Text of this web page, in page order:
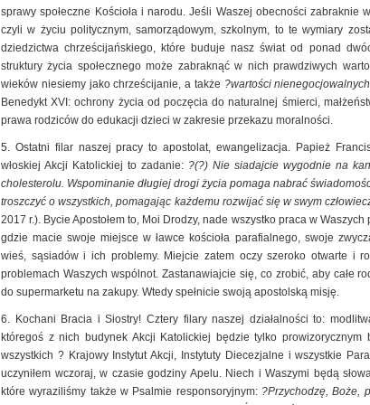
sprawy społeczne Kościoła i narodu. Jeśli Waszej obecności zabraknie
czyli w życiu politycznym, samorządowym, szkolnym, to te wymiary
dziedzictwa chrześcijańskiego, które buduje nasz świat od ponad
struktury życia społecznego może zabraknąć w nich prawdziwych
wieków niesiemy jako chrześcijanie, a także ?wartości
Benedykt XVI: ochrony życia od poczęcia do naturalnej śmierci,
prawa rodziców do edukacji dzieci w zakresie przekazu moralności.
5. Ostatni filar naszej pracy to apostolat, ewangelizacja. Papież
włoskiej Akcji Katolickiej to zadanie: ?(?) Nie siadajcie wygodnie na
cholesterolu. Wspominanie długiej drogi życia pomaga nabrać
troszczyć o wszystkich, pomagając każdemu rozwijać się w swym
2017 r.). Bycie Apostołem to, Moi Drodzy, nade wszystko praca w
gdzie macie swoje miejsce w ławce kościoła parafialnego, swoje
wieś, sąsiadów i ich problemy. Miejcie zatem oczy szeroko otwarte i
problemach Waszych wspólnot. Zastanawiajcie się, co zrobić, aby całe
do supermarketu na zakupy. Wtedy spełnicie swoją apostolską misję.
6. Kochani Bracia i Siostry! Cztery filary naszej działalności to:
któregoś z nich budynek Akcji Katolickiej będzie tylko
wszystkich ? Krajowy Instytut Akcji, Instytuty Diecezjalne i wszystkie
uczyniłem wczoraj, w czasie godziny Apelu. Niech i Waszymi będą
które wyraziliśmy także w Psalmie responsoryjnym: ?Przychodzę, Boże,